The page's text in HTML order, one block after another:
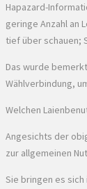
Hapazard-
geringe Anzahl an
tief über schauen;
Das wurde
Wählverbindung,
Welchen
Angesichts der
zur allgemeinen
Sie bringen es